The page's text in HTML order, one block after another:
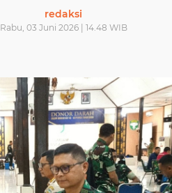
redaksi
Rabu, 03 Juni 2026 | 14.48 WIB